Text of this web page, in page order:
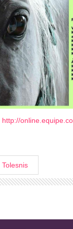
http://
Tolesnis